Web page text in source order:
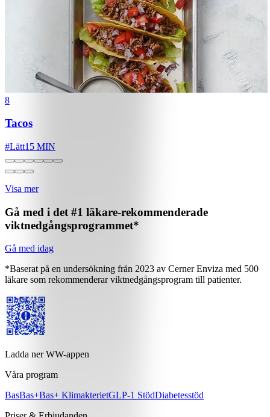
8
Tacos
#Lätt15 MIN
Visa mer
Gå med i det #1 läkare-rekommenderade
viktnedgångsprogrammet*
Gå med idag
*Baserat på en undersökning från 2023 av Cerner Enviza med 500
läkare som rekommenderar viktnedgångsprogram till patienter.
Ladda ner WW-appen
Våra program
BasBas+Bas+ KlimakterietGLP-1 StödDiabetesstöd